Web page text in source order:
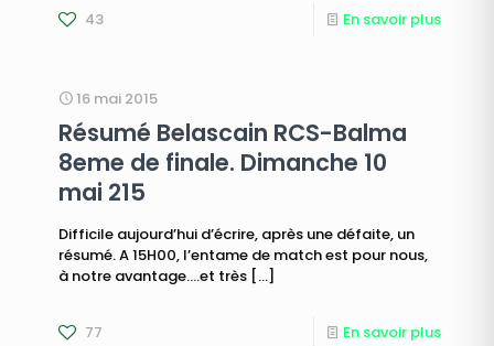
43 En savoir plus
16 mai 2015
Résumé Belascain RCS-Balma
8eme de finale. Dimanche 10
mai 215
Difficile aujourd’hui d’écrire, après une défaite, un
résumé. A 15H00, l’entame de match est pour nous,
à notre avantage….et très […]
77 En savoir plus